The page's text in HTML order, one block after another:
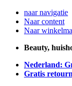
naar navigatie
Naar content
Naar
Beauty,
Nederland:
Gratis